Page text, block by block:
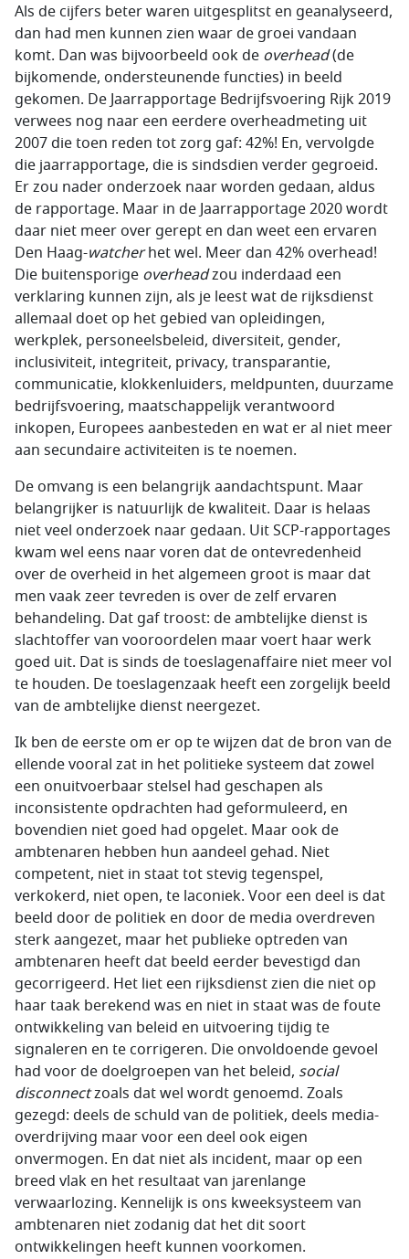
Als de cijfers beter waren uitgesplitst en geanalyseerd,
dan had men kunnen zien waar de groei vandaan
komt. Dan was bijvoorbeeld ook de overhead(de
bijkomende, ondersteunende functies) in beeld
gekomen. De Jaarrapportage Bedrijfsvoering Rijk 2019
verwees nog naar een eerdere overheadmeting uit
2007 die toen reden tot zorg gaf: 42%! En, vervolgde
die jaarrapportage, die is sindsdien verder gegroeid.
Er zou nader onderzoek naar worden gedaan, aldus
de rapportage. Maar in de Jaarrapportage 2020 wordt
daar niet meer over gerept en dan weet een ervaren
Den Haag-watcherhet wel. Meer dan 42% overhead!
Die buitensporige overheadzou inderdaad een
verklaring kunnen zijn, als je leest wat de rijksdienst
allemaal doet op het gebied van opleidingen,
werkplek, personeelsbeleid, diversiteit, gender,
inclusiviteit, integriteit, privacy, transparantie,
communicatie, klokkenluiders, meldpunten, duurzame
bedrijfsvoering, maatschappelijk verantwoord
inkopen, Europees aanbesteden en wat er al niet meer
aan secundaire activiteiten is te noemen.
De omvang is een belangrijk aandachtspunt. Maar
belangrijker is natuurlijk de kwaliteit. Daar is helaas
niet veel onderzoek naar gedaan. Uit SCP-rapportages
kwam wel eens naar voren dat de ontevredenheid
over de overheid in het algemeen groot is maar dat
men vaak zeer tevreden is over de zelf ervaren
behandeling. Dat gaf troost: de ambtelijke dienst is
slachtoffer van vooroordelen maar voert haar werk
goed uit. Dat is sinds de toeslagenaffaire niet meer vol
te houden. De toeslagenzaak heeft een zorgelijk beeld
van de ambtelijke dienst neergezet.
Ik ben de eerste om er op te wijzen dat de bron van de
ellende vooral zat in het politieke systeem dat zowel
een onuitvoerbaar stelsel had geschapen als
inconsistente opdrachten had geformuleerd, en
bovendien niet goed had opgelet. Maar ook de
ambtenaren hebben hun aandeel gehad. Niet
competent, niet in staat tot stevig tegenspel,
verkokerd, niet open, te laconiek. Voor een deel is dat
beeld door de politiek en door de media overdreven
sterk aangezet, maar het publieke optreden van
ambtenaren heeft dat beeld eerder bevestigd dan
gecorrigeerd. Het liet een rijksdienst zien die niet op
haar taak berekend was en niet in staat was de foute
ontwikkeling van beleid en uitvoering tijdig te
signaleren en te corrigeren. Die onvoldoende gevoel
had voor de doelgroepen van het beleid, social
disconnectzoals dat wel wordt genoemd. Zoals
gezegd: deels de schuld van de politiek, deels media-
overdrijving maar voor een deel ook eigen
onvermogen. En dat niet als incident, maar op een
breed vlak en het resultaat van jarenlange
verwaarlozing. Kennelijk is ons kweeksysteem van
ambtenaren niet zodanig dat het dit soort
ontwikkelingen heeft kunnen voorkomen.